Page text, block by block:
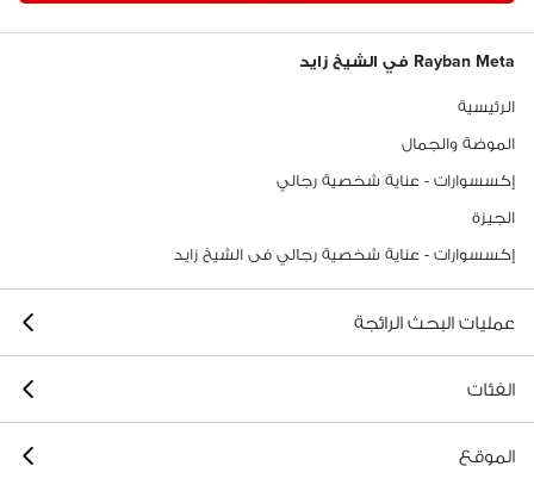
Rayban Meta في الشيخ زايد
الرئيسية
الموضة والجمال
إكسسوارات - عناية شخصية رجالي
الجيزة
إكسسوارات - عناية شخصية رجالي فى الشيخ زايد
عمليات البحث الرائجة
الفئات
الموقع